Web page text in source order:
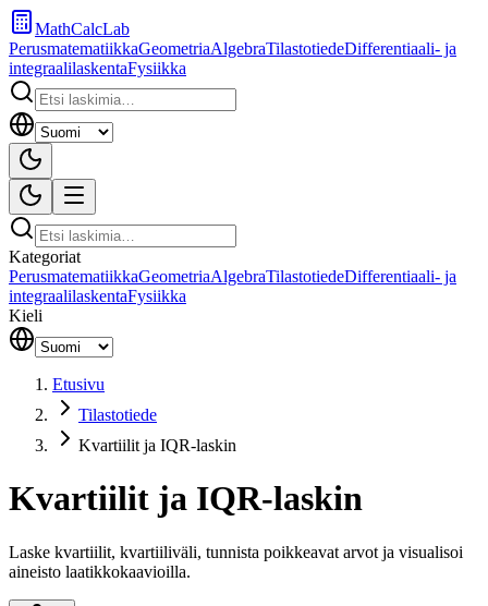
MathCalcLab
PerusmatematiikkaGeometriaAlgebraTilastotiedeDifferentiaali- ja
integraalilaskentaFysiikka
Kategoriat
PerusmatematiikkaGeometriaAlgebraTilastotiedeDifferentiaali- ja
integraalilaskentaFysiikka
Kieli
Etusivu
Tilastotiede
Kvartiilit ja IQR-laskin
Kvartiilit ja IQR-laskin
Laske kvartiilit, kvartiiliväli, tunnista poikkeavat arvot ja visualisoi
aineisto laatikkokaavioilla.